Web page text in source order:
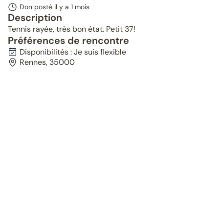
Don posté il y a 1 mois
Description
Tennis rayée, très bon état. Petit 37!
Préférences de rencontre
Disponibilités : Je suis flexible
Rennes, 35000